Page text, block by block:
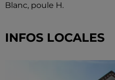
Blanc, poule H.
INFOS LOCALES